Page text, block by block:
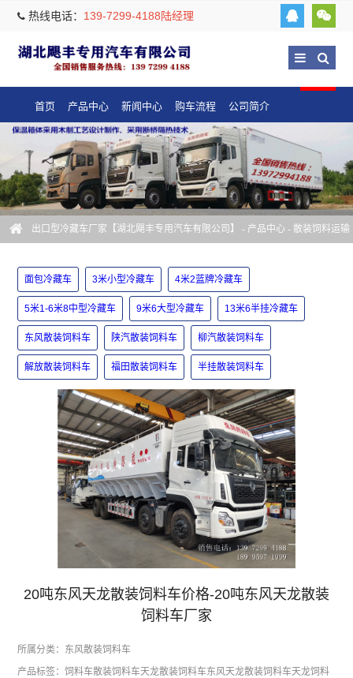
热线电话： 139-7299-4188陆经理
首页 产品中心 新闻中心 购车流程 公司简介
出口型冷藏车厂家【湖北飓丰专用汽车有限公司】 - 产品中心 - 散装饲料运输
面包冷藏车 3米小型冷藏车 4米2蓝牌冷藏车
5米1-6米8中型冷藏车 9米6大型冷藏车 13米6半挂冷藏车
东风散装饲料车 陕汽散装饲料车 柳汽散装饲料车
解放散装饲料车 福田散装饲料车 半挂散装饲料车
20吨东风天龙散装饲料车价格-20吨东风天龙散装
饲料车厂家
所属分类： 东风散装饲料车
产品标签：饲料车散装饲料车天龙散装饲料车东风天龙散装饲料车天龙饲料